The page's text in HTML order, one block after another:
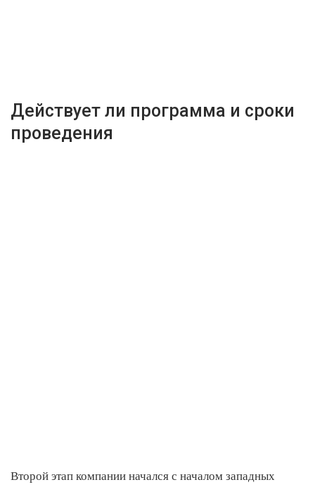
Действует ли программа и сроки
проведения
Второй этап компании начался с началом западных